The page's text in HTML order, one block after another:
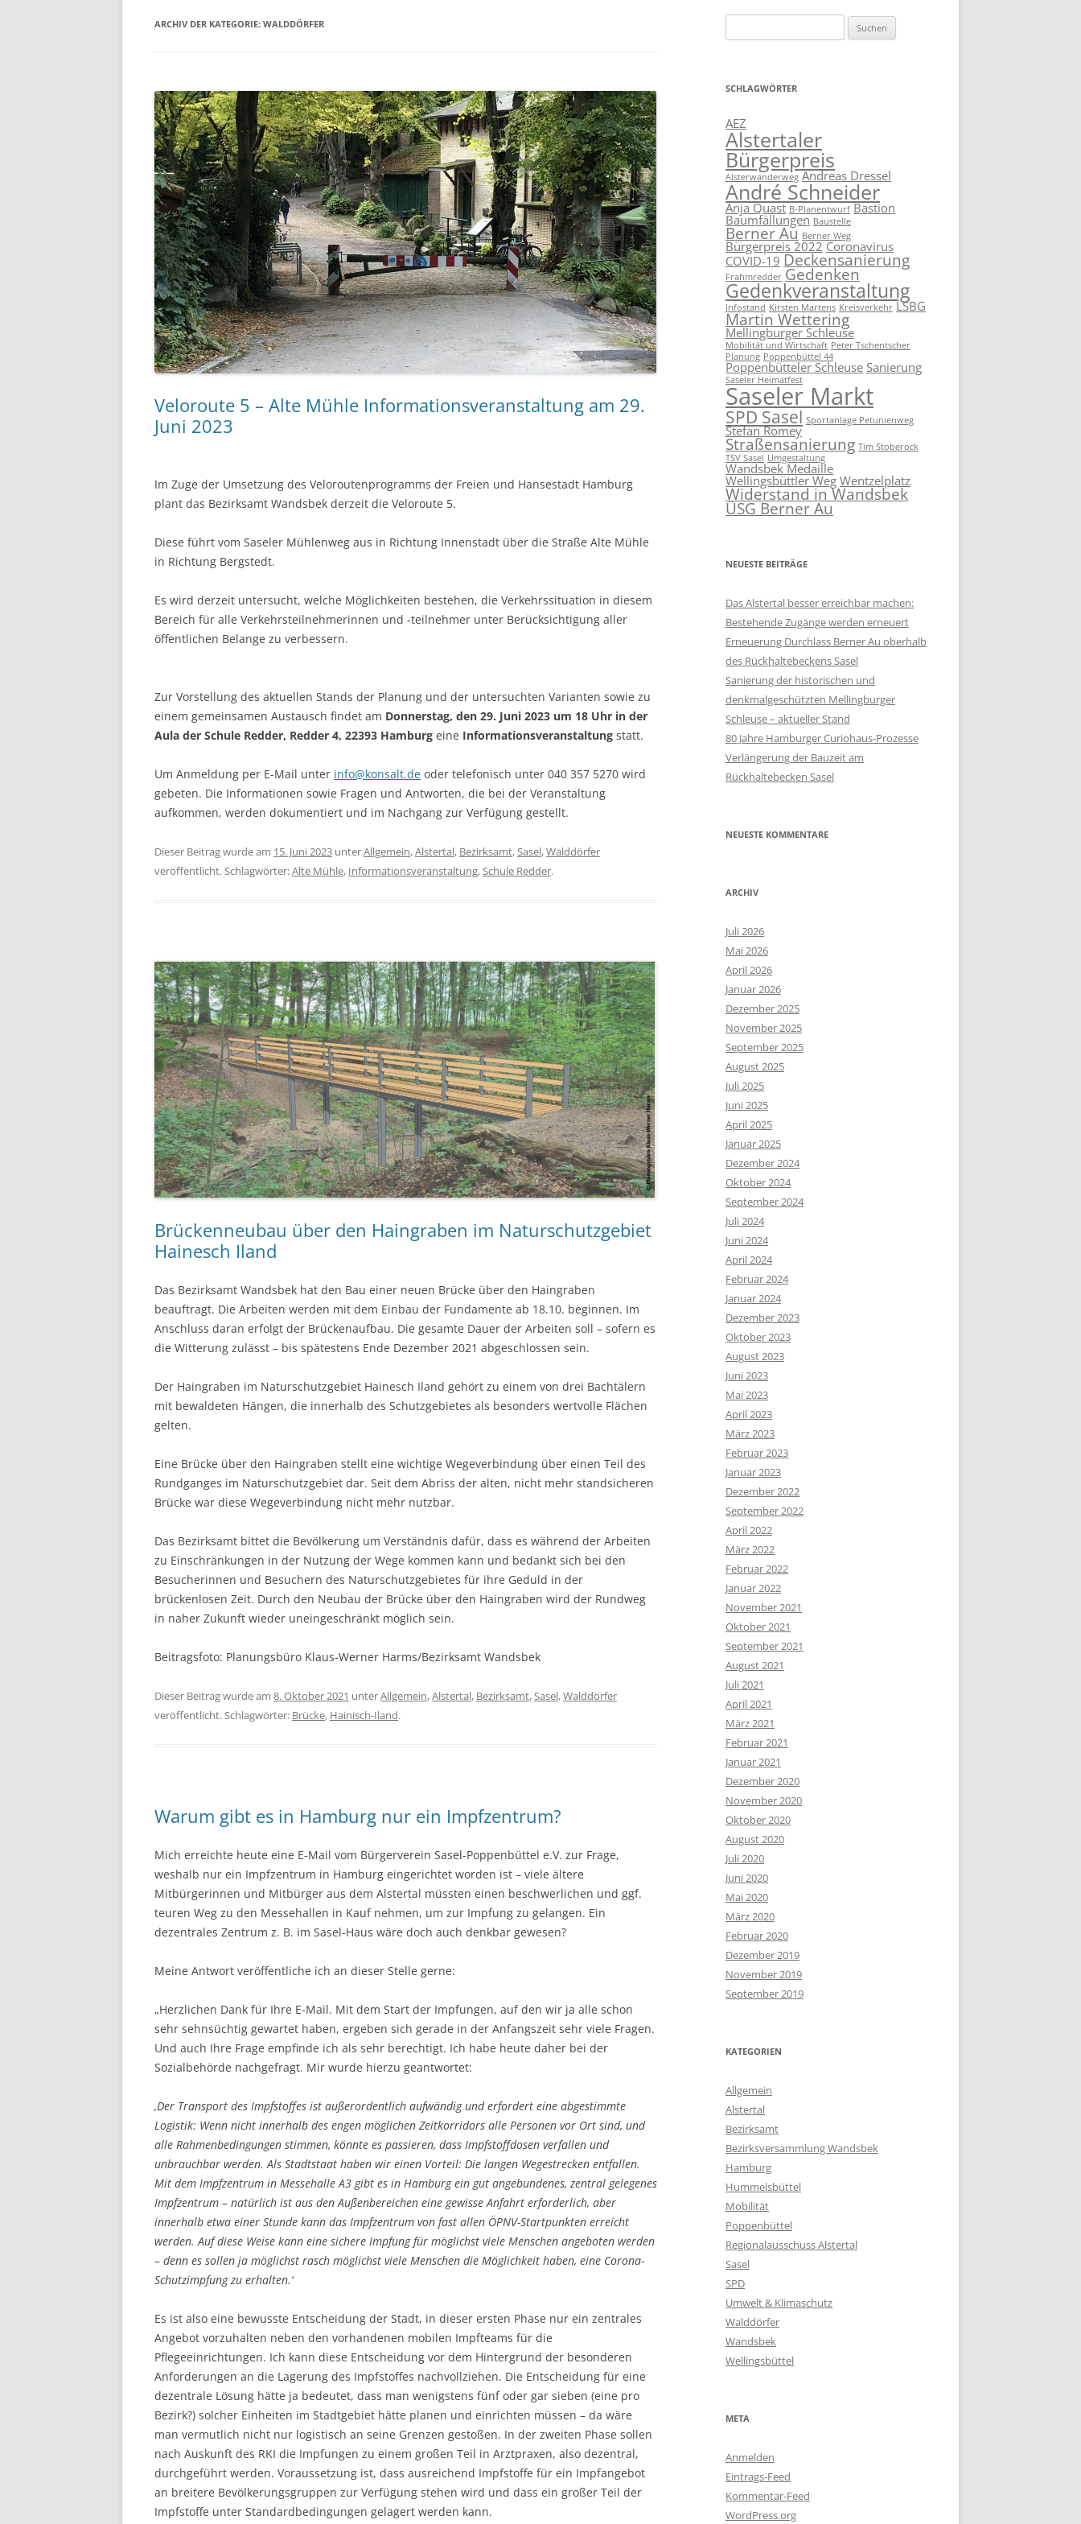
ARCHIV DER KATEGORIE: WALDDÖRFER
Veloroute 5 – Alte Mühle Informationsveranstaltung am 29.
Juni 2023
Im Zuge der Umsetzung des Veloroutenprogramms der Freien und Hansestadt Hamburg
plant das Bezirksamt Wandsbek derzeit die Veloroute 5.
Diese führt vom Saseler Mühlenweg aus in Richtung Innenstadt über die Straße Alte Mühle
in Richtung Bergstedt.
Es wird derzeit untersucht, welche Möglichkeiten bestehen, die Verkehrssituation in diesem
Bereich für alle Verkehrsteilnehmerinnen und -teilnehmer unter Berücksichtigung aller
öffentlichen Belange zu verbessern.
Zur Vorstellung des aktuellen Stands der Planung und der untersuchten Varianten sowie zu
einem gemeinsamen Austausch findet am Donnerstag, den 29. Juni 2023 um 18 Uhr in der
Aula der Schule Redder, Redder 4, 22393 Hamburg eine Informationsveranstaltung statt.
Um Anmeldung per E-Mail unter info@konsalt.de oder telefonisch unter 040 357 5270 wird
gebeten. Die Informationen sowie Fragen und Antworten, die bei der Veranstaltung
aufkommen, werden dokumentiert und im Nachgang zur Verfügung gestellt.
Dieser Beitrag wurde am 15. Juni 2023 unterAllgemein,Alstertal, Bezirksamt,Sasel,Walddörfer
veröffentlicht. Schlagwörter:Alte Mühle, Informationsveranstaltung,Schule Redder.
Brückenneubau über den Haingraben im Naturschutzgebiet
Hainesch Iland
Das Bezirksamt Wandsbek hat den Bau einer neuen Brücke über den Haingraben
beauftragt. Die Arbeiten werden mit dem Einbau der Fundamente ab 18.10. beginnen. Im
Anschluss daran erfolgt der Brückenaufbau. Die gesamte Dauer der Arbeiten soll – sofern es
die Witterung zulässt – bis spätestens Ende Dezember 2021 abgeschlossen sein.
Der Haingraben im Naturschutzgebiet Hainesch Iland gehört zu einem von drei Bachtälern
mit bewaldeten Hängen, die innerhalb des Schutzgebietes als besonders wertvolle Flächen
gelten.
Eine Brücke über den Haingraben stellt eine wichtige Wegeverbindung über einen Teil des
Rundganges im Naturschutzgebiet dar. Seit dem Abriss der alten, nicht mehr standsicheren
Brücke war diese Wegeverbindung nicht mehr nutzbar.
Das Bezirksamt bittet die Bevölkerung um Verständnis dafür, dass es während der Arbeiten
zu Einschränkungen in der Nutzung der Wege kommen kann und bedankt sich bei den
Besucherinnen und Besuchern des Naturschutzgebietes für ihre Geduld in der
brückenlosen Zeit. Durch den Neubau der Brücke über den Haingraben wird der Rundweg
in naher Zukunft wieder uneingeschränkt möglich sein.
Beitragsfoto: Planungsbüro Klaus-Werner Harms/Bezirksamt Wandsbek
Dieser Beitrag wurde am 8. Oktober 2021 unterAllgemein,Alstertal, Bezirksamt,Sasel,Walddörfer
veröffentlicht. Schlagwörter: Brücke, Hainisch-Iland.
Warum gibt es in Hamburg nur ein Impfzentrum?
Mich erreichte heute eine E-Mail vom Bürgerverein Sasel-Poppenbüttel e.V. zur Frage,
weshalb nur ein Impfzentrum in Hamburg eingerichtet worden ist – viele ältere
Mitbürgerinnen und Mitbürger aus dem Alstertal müssten einen beschwerlichen und ggf.
teuren Weg zu den Messehallen in Kauf nehmen, um zur Impfung zu gelangen. Ein
dezentrales Zentrum z. B. im Sasel-Haus wäre doch auch denkbar gewesen?
Meine Antwort veröffentliche ich an dieser Stelle gerne:
„Herzlichen Dank für Ihre E-Mail. Mit dem Start der Impfungen, auf den wir ja alle schon
sehr sehnsüchtig gewartet haben, ergeben sich gerade in der Anfangszeit sehr viele Fragen.
Und auch Ihre Frage empfinde ich als sehr berechtigt. Ich habe heute daher bei der
Sozialbehörde nachgefragt. Mir wurde hierzu geantwortet:
‚Der Transport des Impfstoffes ist außerordentlich aufwändig und erfordert eine abgestimmte
Logistik: Wenn nicht innerhalb des engen möglichen Zeitkorridors alle Personen vor Ort sind, und
alle Rahmenbedingungen stimmen, könnte es passieren, dass Impfstoffdosen verfallen und
unbrauchbar werden. Als Stadtstaat haben wir einen Vorteil: Die langen Wegestrecken entfallen.
Mit dem Impfzentrum in Messehalle A3 gibt es in Hamburg ein gut angebundenes, zentral gelegenes
Impfzentrum – natürlich ist aus den Außenbereichen eine gewisse Anfahrt erforderlich, aber
innerhalb etwa einer Stunde kann das Impfzentrum von fast allen ÖPNV-Startpunkten erreicht
werden. Auf diese Weise kann eine sichere Impfung für möglichst viele Menschen angeboten werden
– denn es sollen ja möglichst rasch möglichst viele Menschen die Möglichkeit haben, eine Corona-
Schutzimpfung zu erhalten.‘
Es ist also eine bewusste Entscheidung der Stadt, in dieser ersten Phase nur ein zentrales
Angebot vorzuhalten neben den vorhandenen mobilen Impfteams für die
Pflegeeinrichtungen. Ich kann diese Entscheidung vor dem Hintergrund der besonderen
Anforderungen an die Lagerung des Impfstoffes nachvollziehen. Die Entscheidung für eine
dezentrale Lösung hätte ja bedeutet, dass man wenigstens fünf oder gar sieben (eine pro
Bezirk?) solcher Einheiten im Stadtgebiet hätte planen und einrichten müssen – da wäre
man vermutlich nicht nur logistisch an seine Grenzen gestoßen. In der zweiten Phase sollen
nach Auskunft des RKI die Impfungen zu einem großen Teil in Arztpraxen, also dezentral,
durchgeführt werden. Voraussetzung ist, dass ausreichend Impfstoffe für ein Impfangebot
an breitere Bevölkerungsgruppen zur Verfügung stehen wird und dass ein großer Teil der
Impfstoffe unter Standardbedingungen gelagert werden kann.
nach:
SCHLAGWÖRTER
AEZ
Alstertaler
Bürgerpreis
Alsterwanderweg Andreas Dressel
André Schneider
Anja Quast B-Planentwurf Bastion
Baumfällungen Baustelle
Berner Au Berner Weg
Bürgerpreis 2022Coronavirus
COVID-19 Deckensanierung
Frahmredder Gedenken
Gedenkveranstaltung
Infostand Kirsten Martens Kreisverkehr LSBG
Martin Wettering
Mellingburger Schleuse
Mobilität und Wirtschaft Peter Tschentscher
Planung Poppenbüttel 44
Poppenbütteler Schleuse Sanierung
Saseler Heimatfest
Saseler Markt
SPD Sasel Sportanlage Petunienweg
Stefan Romey
Straßensanierung Tim Stoberock
TSV Sasel Umgestaltung
Wandsbek Medaille
Wellingsbüttler WegWentzelplatz
Widerstand in Wandsbek
ÜSG Berner Au
NEUESTE BEITRÄGE
Das Alstertal besser erreichbar machen:
Bestehende Zugänge werden erneuert
Erneuerung Durchlass Berner Au oberhalb
des Rückhalte­beckens Sasel
Sanierung der historischen und
denkmalgeschützten Mellingburger
Schleuse – aktueller Stand
80 Jahre Hamburger Curiohaus-Prozesse
Verlängerung der Bauzeit am
Rückhaltebecken Sasel
NEUESTE KOMMENTARE
ARCHIV
Juli 2026
Mai 2026
April 2026
Januar 2026
Dezember 2025
November 2025
September 2025
August 2025
Juli 2025
Juni 2025
April 2025
Januar 2025
Dezember 2024
Oktober 2024
September 2024
Juli 2024
Juni 2024
April 2024
Februar 2024
Januar 2024
Dezember 2023
Oktober 2023
August 2023
Juni 2023
Mai 2023
April 2023
März 2023
Februar 2023
Januar 2023
Dezember 2022
September 2022
April 2022
März 2022
Februar 2022
Januar 2022
November 2021
Oktober 2021
September 2021
August 2021
Juli 2021
April 2021
März 2021
Februar 2021
Januar 2021
Dezember 2020
November 2020
Oktober 2020
August 2020
Juli 2020
Juni 2020
Mai 2020
März 2020
Februar 2020
Dezember 2019
November 2019
September 2019
KATEGORIEN
Allgemein
Alstertal
Bezirksamt
Bezirksversammlung Wandsbek
Hamburg
Hummelsbüttel
Mobilität
Poppenbüttel
Regionalausschuss Alstertal
Sasel
SPD
Umwelt & Klimaschutz
Walddörfer
Wandsbek
Wellingsbüttel
META
Anmelden
Eintrags-Feed
Kommentar-Feed
WordPress.org